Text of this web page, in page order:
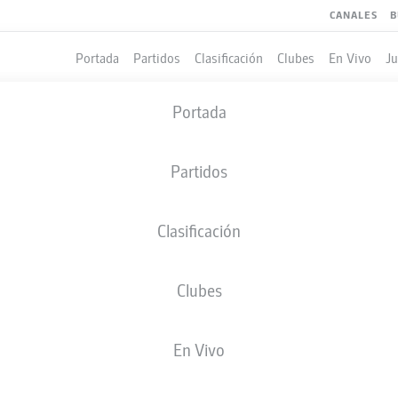
CANALES
Portada Partidos Clasificación Clubes En Vivo
Portada
Partidos
Clasificación
Clubes
En Vivo